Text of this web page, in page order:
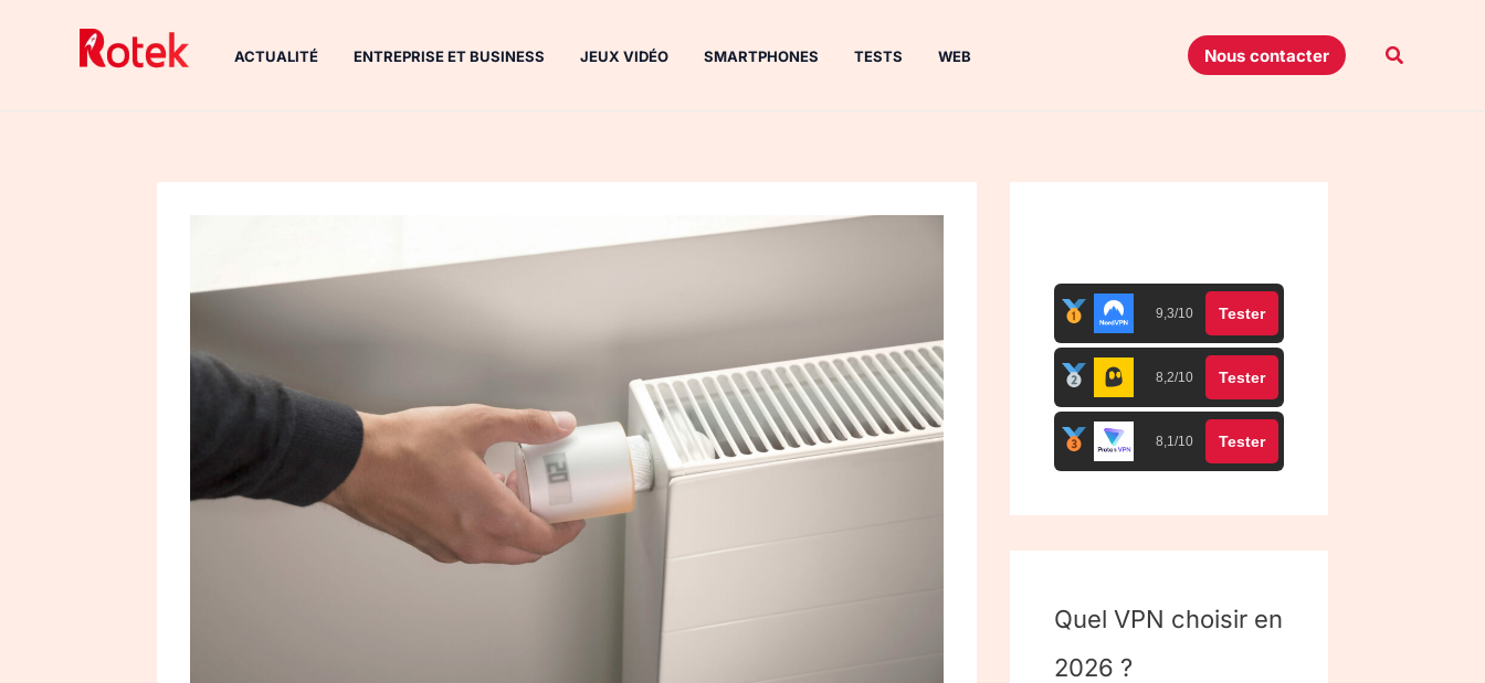
ACTUALITÉ ENTREPRISE ET BUSINESS JEUX VIDÉO SMARTPHONES TESTS WEB Nous contacter
9,3/10 Tester
8,2/10 Tester
8,1/10 Tester
Quel VPN choisir en
2026 ?